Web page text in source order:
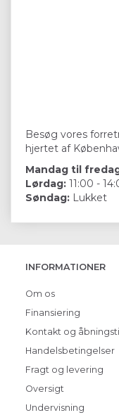
Besøg vores
hjertet af
Mandag til
Lørdag: 11:00 -
Søndag: Lukket
INFORMATIONER
Om os
Finansiering
Kontakt og
Handelsbetingelser
Fragt og levering
Oversigt
Undervisning